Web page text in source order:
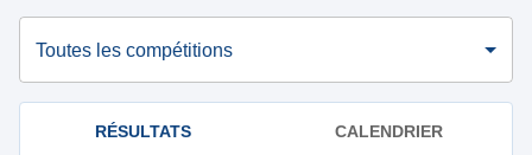
Toutes les compétitions
RÉSULTATS CALENDRIER